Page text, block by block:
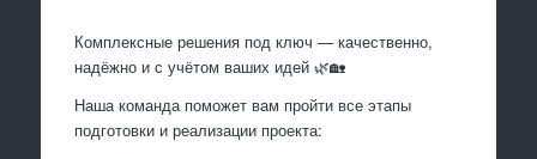
Комплексные решения под ключ — качественно,
надёжно и с учётом ваших идей 🌿🏡
Наша команда поможет вам пройти все этапы
подготовки и реализации проекта: